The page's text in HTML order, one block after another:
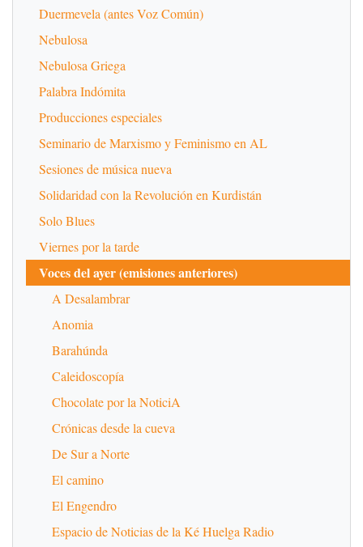
Duermevela (antes Voz Común)
Nebulosa
Nebulosa Griega
Palabra Indómita
Producciones especiales
Seminario de Marxismo y Feminismo en AL
Sesiones de música nueva
Solidaridad con la Revolución en Kurdistán
Solo Blues
Viernes por la tarde
Voces del ayer (emisiones anteriores)
A Desalambrar
Anomia
Barahúnda
Caleidoscopía
Chocolate por la NoticiA
Crónicas desde la cueva
De Sur a Norte
El camino
El Engendro
Espacio de Noticias de la Ké Huelga Radio